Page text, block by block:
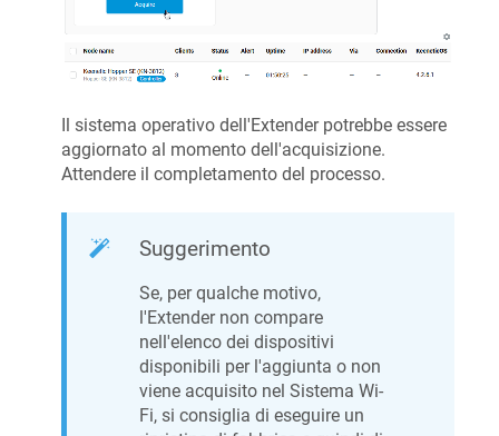
Il sistema operativo dell'Extender potrebbe essere
aggiornato al momento dell'acquisizione.
Attendere il completamento del processo.
Suggerimento
Se, per qualche motivo,
l'Extender non compare
nell'elenco dei dispositivi
disponibili per l'aggiunta o non
viene acquisito nel Sistema Wi-
Fi, si consiglia di eseguire un